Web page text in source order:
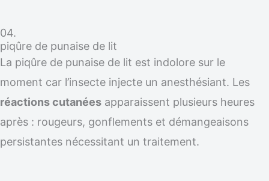
04.
piqûre de punaise de lit
La piqûre de punaise de lit est indolore sur le
moment car l’insecte injecte un anesthésiant. Les
réactions cutanées apparaissent plusieurs heures
après : rougeurs, gonflements et démangeaisons
persistantes nécessitant un traitement.